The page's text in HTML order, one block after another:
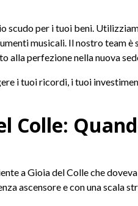
scudo per i tuoi beni.
musicali. Il nostro team è
alla perfezione nella nuova
i tuoi ricordi, i tuoi
Colle:
a Gioia del Colle che
ascensore e con una scala